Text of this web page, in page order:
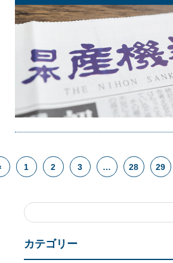
1 2 3 … 28 29
カテゴリー